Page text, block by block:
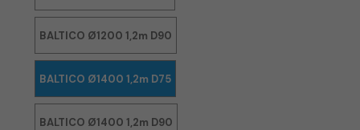
BALTICO Ø1200 1,2m D90
BALTICO Ø1400 1,2m D75
BALTICO Ø1400 1,2m D90